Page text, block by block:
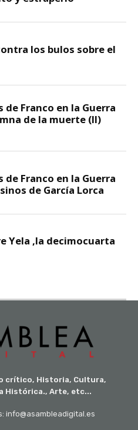
crítico, Historia, Cultura,
Histórica., Arte, etc...
info@asambleadigital.es